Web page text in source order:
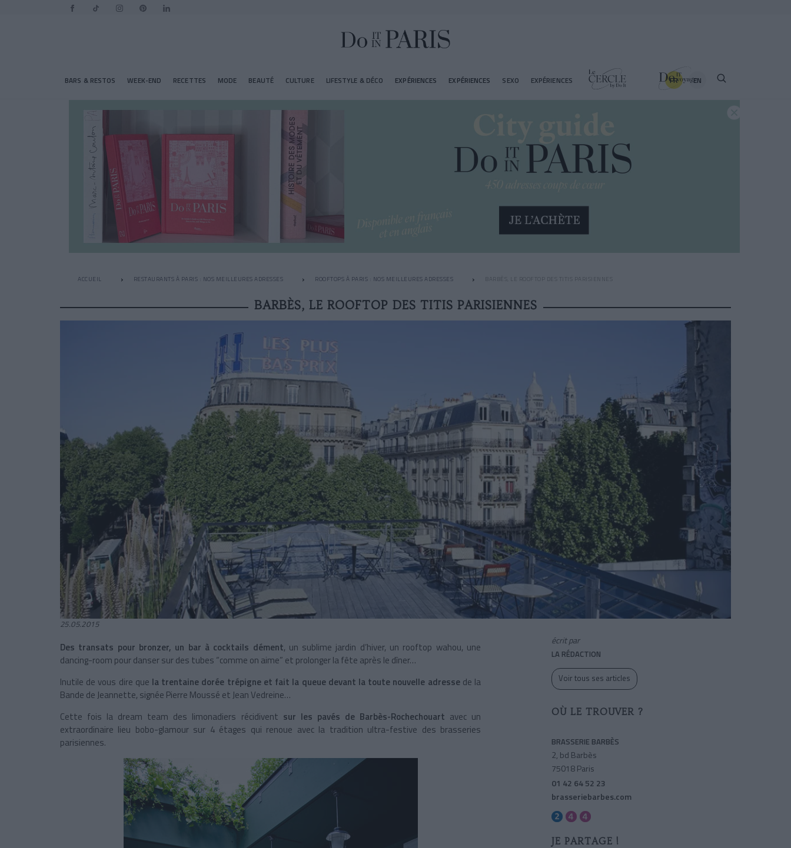
BARS & RESTOS WEEK-END RECETTES MODE BEAUTÉ CULTURE LIFESTYLE & DÉCO EXPÉRIENCES EXPÉRIENCES SEXO EXPÉRIENCES FR EN
ACCUEIL RESTAURANTS À PARIS : NOS MEILLEURES ADRESSES ROOFTOPS À PARIS : NOS MEILLEURES ADRESSES BARBÈS, LE ROOFTOP DES TITIS PARISIENNES
BARBÈS, LE ROOFTOP DES TITIS PARISIENNES
25.05.2015
Des transats pour bronzer, un bar à cocktails dément, un sublime jardin d’hiver, un rooftop wahou, une
dancing-room pour danser sur des tubes “comme on aime” et prolonger la fête après le dîner…
Inutile de vous dire que la trentaine dorée trépigne et fait la queue devant la toute nouvelle adressede la
Bande de Jeannette, signée Pierre Moussé et Jean Vedreine…
Cette fois la dream team des limonadiers récidivent sur les pavés de Barbès-Rochechouart avec un
extraordinaire lieu bobo-glamour sur 4 étages qui renoue avec la tradition ultra-festive des brasseries
parisiennes.
écrit par
LA RÉDACTION
Voir tous ses articles
OÙ LE TROUVER ?
BRASSERIE BARBÈS
2, bd Barbès
75018 Paris
01 42 64 52 23
brasseriebarbes.com
JE PARTAGE !